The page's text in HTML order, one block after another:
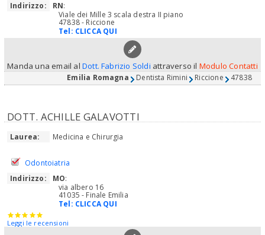
Indirizzo:
RN:
Viale dei Mille 3 scala destra II piano
47838 - Riccione
Tel: CLICCA QUI
Manda una email al Dott. Fabrizio Soldi attraverso il Modulo Contatti
Emilia Romagna Dentista Rimini Riccione 47838
DOTT. ACHILLE GALAVOTTI
Laurea: Medicina e Chirurgia
Odontoiatria
Indirizzo:
MO:
via albero 16
41035 - Finale Emilia
Tel: CLICCA QUI
Leggi le recensioni